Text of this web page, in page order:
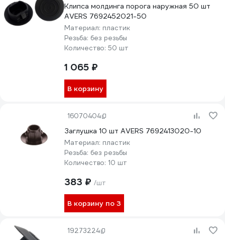
Клипса молдинга порога наружная 50 шт
AVERS 7692452021-50
Материал: пластик
Резьба: без резьбы
Количество: 50 шт
1 065 ₽
В корзину
16070404
Заглушка 10 шт AVERS 7692413020-10
Материал: пластик
Резьба: без резьбы
Количество: 10 шт
383 ₽ /шт
В корзину по 3
19273224